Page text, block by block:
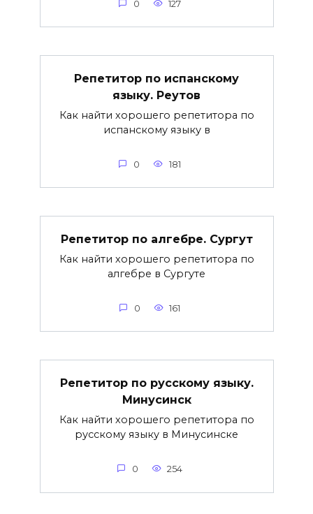
0 127
Репетитор по испанскому
языку. Реутов
Как найти хорошего репетитора по
испанскому языку в
0 181
Репетитор по алгебре. Сургут
Как найти хорошего репетитора по
алгебре в Сургуте
0 161
Репетитор по русскому языку.
Минусинск
Как найти хорошего репетитора по
русскому языку в Минусинске
0 254